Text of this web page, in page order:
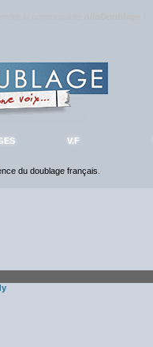
V.F
du doublage français.